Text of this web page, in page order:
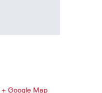
+ Google Map